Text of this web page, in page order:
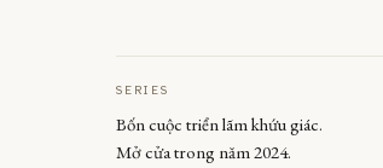
SERIES
Bốn cuộc triển lãm khứu giác.
Mở cửa trong năm 2024.